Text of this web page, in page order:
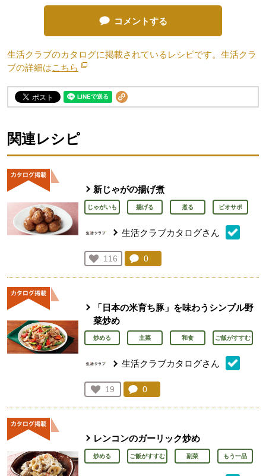
コメントする
生活クラブのカタログに掲載されているレシピです。生活クラ
ブの詳細はこちら 別のウィンドウで開きます。
関連レシピ
新じゃがの揚げ煮
じゃがいも 揚げる 煮る ビオサポ
生活クラブカタログさん
お気に入り登録：
116
人が登録
コメント：
0
「日本の米育ち豚」を味わうシンプル野
菜炒め
炒める 主菜 和食 ご飯がすすむ
生活クラブカタログさん
お気に入り登録：
19
人が登録
コメント：
0
レンコンのガーリック炒め
炒める ご飯がすすむ 副菜 もう一品